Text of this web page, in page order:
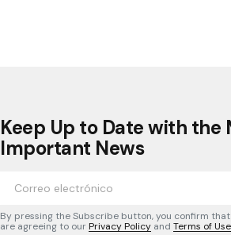
Keep Up to Date with the
Important News
By pressing the Subscribe button, you confirm
are agreeing to ourPrivacy Policy and Terms of Use